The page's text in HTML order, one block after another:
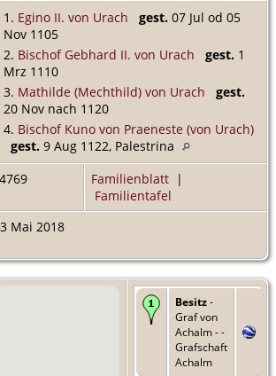
1. Egino II. von Urach gest. 07 Jul od 05
Nov 1105
2. Bischof Gebhard II. von Urach gest. 1
Mrz 1110
3. Mathilde (Mechthild) von Urach
gest.
20 Nov nach 1120
4. Bischof Kuno von Praeneste (von Urach)
gest. 9 Aug 1122, Palestrina
Familienblatt |
Familientafel
Mai 2018
Besitz-
Graf von
Achalm - -
Grafschaft
Achalm